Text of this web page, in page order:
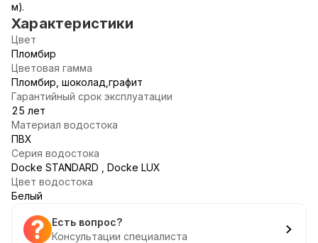
м).
Характеристики
Цвет
Пломбир
Цветовая гамма
Пломбир, шоколад,графит
Гарантийный срок эксплуатации
25 лет
Материал водостока
ПВХ
Серия водостока
Docke STANDARD , Docke LUX
Цвет водостока
Белый
Есть вопрос?
Консультации специалиста